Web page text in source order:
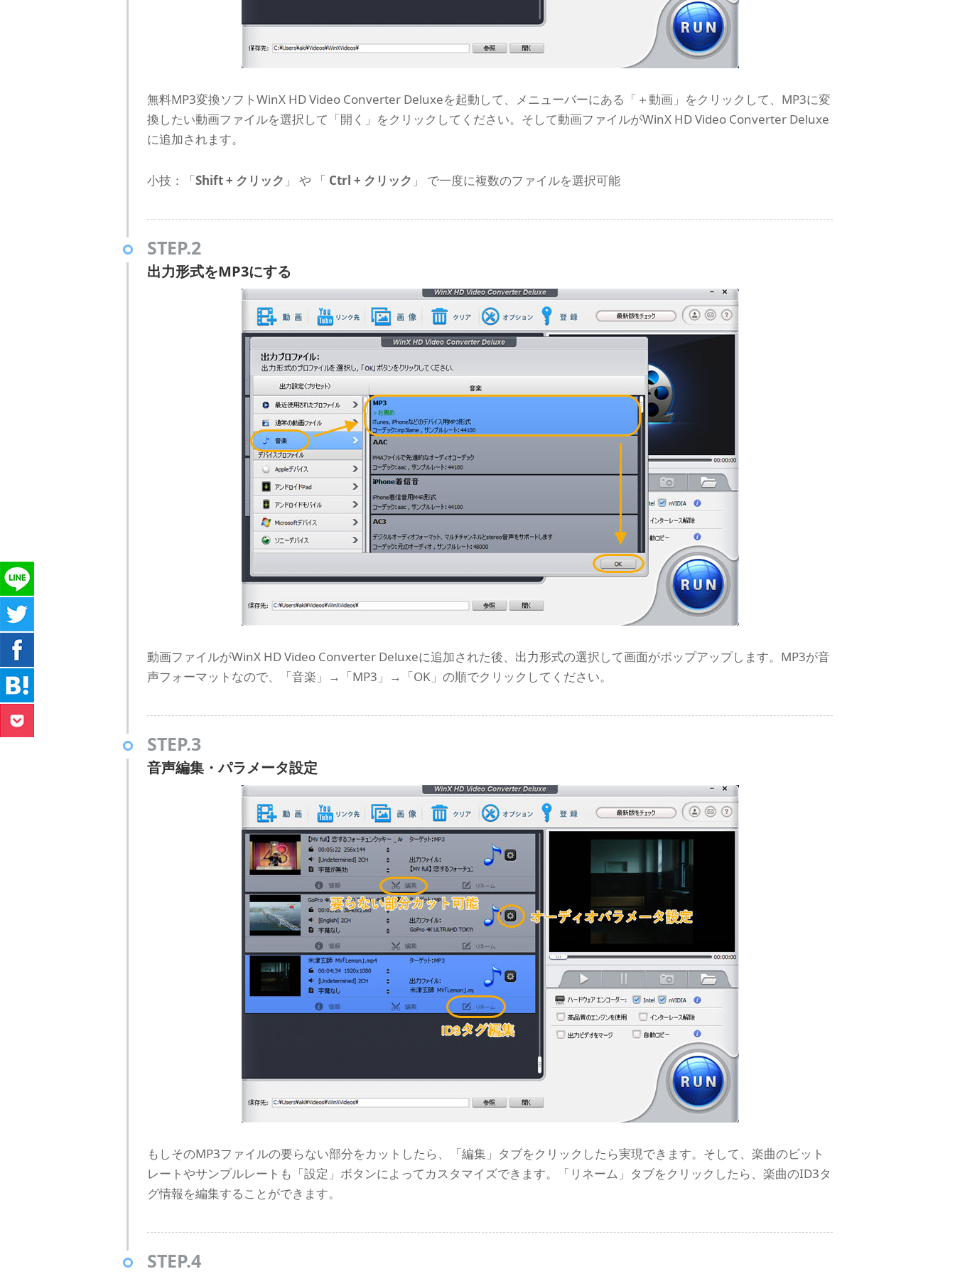
無料MP3変換ソフトWinX HD Video Converter Deluxeを起動して、メニューバーにある「＋動画」をクリックして、MP3に変
換したい動画ファイルを選択して「開く」をクリックしてください。そして動画ファイルがWinX HD Video Converter Deluxe
に追加されます。
小技：「Shift + クリック 」 や 「 Ctrl + クリック 」 で一度に複数のファイルを選択可能
STEP.2
出力形式をMP3にする
動画ファイルがWinX HD Video Converter Deluxeに追加された後、出力形式の選択して画面がポップアップします。MP3が音
声フォーマットなので、「音楽」→「MP3」→「OK」の順でクリックしてください。
STEP.3
音声編集・パラメータ設定
もしそのMP3ファイルの要らない部分をカットしたら、「編集」タブをクリックしたら実現できます。そして、楽曲のビット
レートやサンプルレートも「設定」ボタンによってカスタマイズできます。「リネーム」タブをクリックしたら、楽曲のID3タ
グ情報を編集することができます。
STEP.4